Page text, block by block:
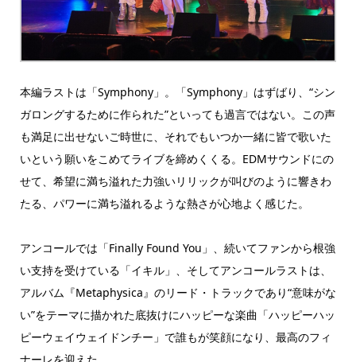
本編ラストは「Symphony」。「Symphony」はずばり、“シン
ガロングするために作られた”といっても過言ではない。この声
も満足に出せないご時世に、それでもいつか一緒に皆で歌いた
いという願いをこめてライブを締めくくる。EDMサウンドにの
せて、希望に満ち溢れた力強いリリックが叫びのように響きわ
たる、パワーに満ち溢れるような熱さが心地よく感じた。
アンコールでは「Finally Found You」、続いてファンから根強
い支持を受けている「イキル」、そしてアンコールラストは、
アルバム『Metaphysica』のリード・トラックであり“意味がな
い”をテーマに描かれた底抜けにハッピーな楽曲「ハッピーハッ
ピーウェイウェイドンチー」で誰もが笑顔になり、最高のフィ